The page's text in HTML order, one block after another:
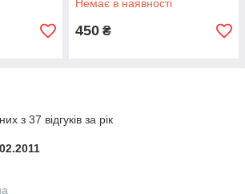
Немає в наявності
450 ₴
з 37 відгуків за рік